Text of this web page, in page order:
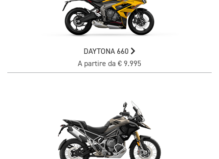
DAYTONA 660
A partire da € 9.995